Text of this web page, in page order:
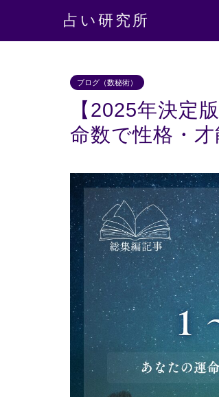
占い研究所
ブログ（数秘術）
【2025年決定
命数で性格・